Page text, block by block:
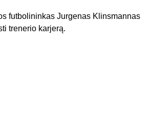
futbolininkas Jurgenas Klinsmannas
trenerio karjerą.